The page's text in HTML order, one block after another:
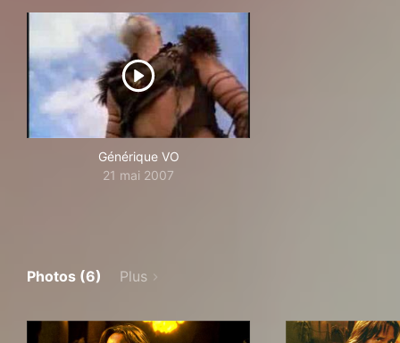
Générique VO
21 mai 2007
Photos (6) Plus